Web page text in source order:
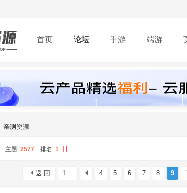
首页 论坛 手游 端游
亲测资源
主题: 2577 排名: 1
1 ... 4 5 6 7 8 9
返 回